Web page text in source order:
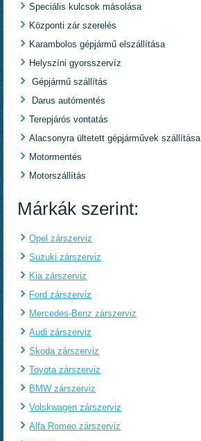
Speciális kulcsok másolása
Központi zár szerelés
Karambolos gépjármű elszállítása
Helyszíni gyorsszervíz
Gépjármű szállítás
Darus autómentés
Terepjárós vontatás
Alacsonyra ültetett gépjárművek szállítása
Motormentés
Motorszállítás
Márkák szerint:
Opel zárszerviz
Suzuki zárszerviz
Kia zárszerviz
Ford zárszerviz
Mercedes-Benz zárszerviz
Audi zárszerviz
Skoda zárszerviz
Toyota zárszerviz
BMW zárszerviz
Volskwagen zárszerviz
Alfa Romeo zárszerviz